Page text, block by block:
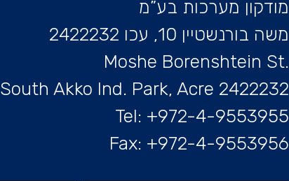
מודקון מערכות בע”מ
משה בורנשטיין 10, עכו 2422232
.Moshe Borenshtein St
South Akko Ind. Park, Acre 2422232
Tel: +972-4-9553955
Fax: +972-4-9553956